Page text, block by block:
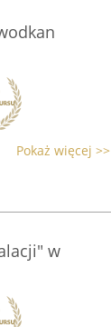
Pokaż więcej >>
w